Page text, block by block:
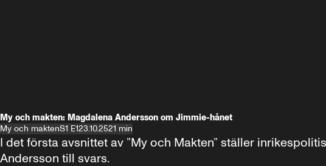
My och makten: Magdalena Andersson om Jimmie-hånet
My och maktenS1 E123.10.2521 min
I det första avsnittet av ”My och Makten” ställer
Andersson till svars.